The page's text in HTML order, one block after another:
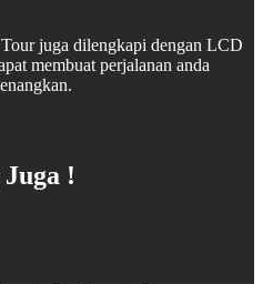
juga dilengkapi dengan LCD
membuat perjalanan anda
!